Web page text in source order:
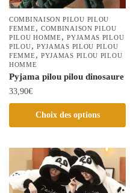
COMBINAISON PILOU PILOU
FEMME, COMBINAISON PILOU
PILOU HOMME,PYJAMAS PILOU
PILOU, PYJAMAS PILOU PILOU
FEMME, PYJAMAS PILOU PILOU
HOMME
Pyjama pilou pilou dinosaure
33,90€
Choix des options
produit
variations.
Les